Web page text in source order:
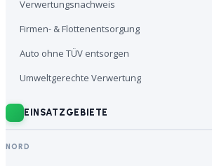
Verwertungsnachweis
Firmen- & Flottenentsorgung
Auto ohne TÜV entsorgen
Umweltgerechte Verwertung
EINSATZGEBIETE
NORD